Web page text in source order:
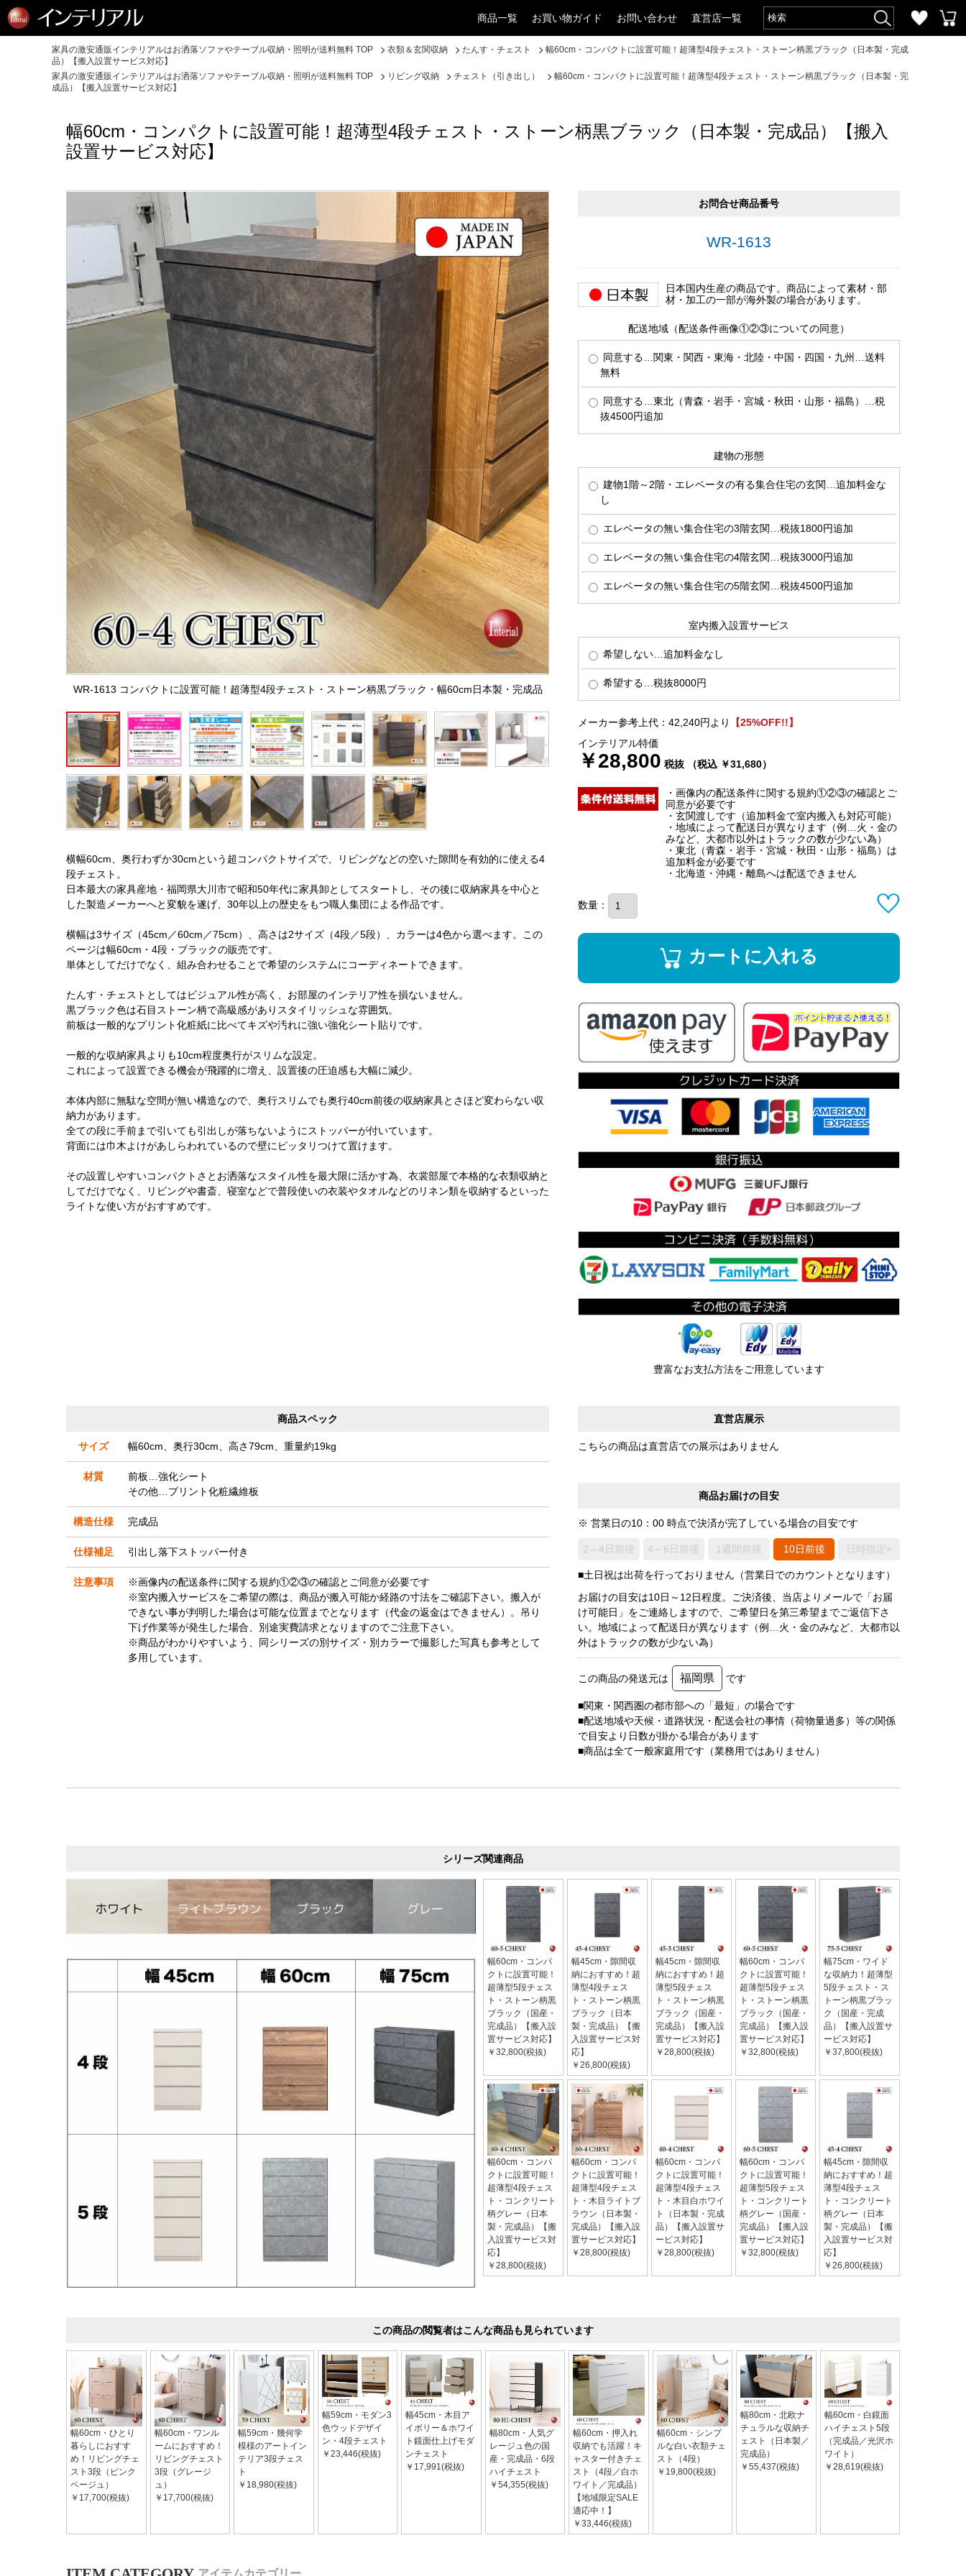
商品一覧 お買い物ガイド お問い合わせ 直営店一覧
家具の激安通販インテリアルはお洒落ソファやテーブル収納・照明が送料無料 TOP 衣類＆玄関収納 たんす・チェスト
幅60cm・コンパクトに設置可能！超薄型4段チェスト・ストーン柄黒ブラック（日本製・完成
品）【搬入設置サービス対応】
家具の激安通販インテリアルはお洒落ソファやテーブル収納・照明が送料無料 TOP
リビング収納 チェスト（引き出し）
幅60cm・コンパクトに設置可能！超薄型4段チェスト・ストーン柄黒ブラック（日本製・完
成品）【搬入設置サービス対応】
幅60cm・コンパクトに設置可能！超薄型4段チェスト・ストーン柄黒ブラック（日本製・完成品）【搬入
設置サービス対応】
WR-1613 コンパクトに設置可能！超薄型4段チェスト・ストーン柄黒ブラック・幅60cm日本製・完成品
横幅60cm、奥行わずか30cmという超コンパクトサイズで、リビングなどの空いた隙間を有効的に使える4
段チェスト。
日本最大の家具産地・福岡県大川市で昭和50年代に家具卸としてスタートし、その後に収納家具を中心と
した製造メーカーへと変貌を遂げ、30年以上の歴史をもつ職人集団による作品です。
横幅は3サイズ（45cm／60cm／75cm）、高さは2サイズ（4段／5段）、カラーは4色から選べます。この
ページは幅60cm・4段・ブラックの販売です。
単体としてだけでなく、組み合わせることで希望のシステムにコーディネートできます。
たんす・チェストとしてはビジュアル性が高く、お部屋のインテリア性を損ないません。
黒ブラック色は石目ストーン柄で高級感がありスタイリッシュな雰囲気。
前板は一般的なプリント化粧紙に比べてキズや汚れに強い強化シート貼りです。
一般的な収納家具よりも10cm程度奥行がスリムな設定。
これによって設置できる機会が飛躍的に増え、設置後の圧迫感も大幅に減少。
本体内部に無駄な空間が無い構造なので、奥行スリムでも奥行40cm前後の収納家具とさほど変わらない収
納力があります。
全ての段に手前まで引いても引出しが落ちないようにストッパーが付いています。
背面には巾木よけがあしらわれているので壁にピッタリつけて置けます。
その設置しやすいコンパクトさとお洒落なスタイル性を最大限に活かす為、衣裳部屋で本格的な衣類収納と
してだけでなく、リビングや書斎、寝室などで普段使いの衣装やタオルなどのリネン類を収納するといった
ライトな使い方がおすすめです。
お問合せ商品番号
WR-1613
日本国内生産の商品です。商品によって素材・部
材・加工の一部が海外製の場合があります。
配送地域（配送条件画像①②③についての同意）
同意する…関東・関西・東海・北陸・中国・四国・九州…送料
無料
同意する…東北（青森・岩手・宮城・秋田・山形・福島）…税
抜4500円追加
建物の形態
建物1階～2階・エレベータの有る集合住宅の玄関…追加料金な
し
エレベータの無い集合住宅の3階玄関…税抜1800円追加
エレベータの無い集合住宅の4階玄関…税抜3000円追加
エレベータの無い集合住宅の5階玄関…税抜4500円追加
室内搬入設置サービス
希望しない…追加料金なし
希望する…税抜8000円
メーカー参考上代：42,240円より
【25%OFF!!】
インテリアル特価
￥28,800 税抜 （税込 ￥31,680）
・画像内の配送条件に関する規約①②③の確認とご
同意が必要です
・玄関渡しです（追加料金で室内搬入も対応可能）
・地域によって配送日が異なります（例…火・金の
みなど、大都市以外はトラックの数が少ない為）
・東北（青森・岩手・宮城・秋田・山形・福島）は
追加料金が必要です
・北海道・沖縄・離島へは配送できません
数量：
カートに入れる
豊富なお支払方法をご用意しています
直営店展示
こちらの商品は直営店での展示はありません
商品お届けの目安
※ 営業日の10：00 時点で決済が完了している場合の目安です
2～4日前後 4～6日前後 1週間前後 10日前後 日時指定×
■土日祝は出荷を行っておりません（営業日でのカウントとなります）
お届けの目安は10日～12日程度。ご決済後、当店よりメールで「お届
け可能日」をご連絡しますので、ご希望日を第三希望までご返信下さ
い。地域によって配送日が異なります（例…火・金のみなど、大都市以
外はトラックの数が少ない為）
この商品の発送元は 福岡県 です
■関東・関西圏の都市部への「最短」の場合です
■配送地域や天候・道路状況・配送会社の事情（荷物量過多）等の関係
で目安より日数が掛かる場合があります
■商品は全て一般家庭用です（業務用ではありません）
商品スペック
サイズ 幅60cm、奥行30cm、高さ79cm、重量約19kg
材質
前板…強化シート
その他…プリント化粧繊維板
構造仕様 完成品
仕様補足 引出し落下ストッパー付き
注意事項
※画像内の配送条件に関する規約①②③の確認とご同意が必要です
※室内搬入サービスをご希望の際は、商品が搬入可能か経路の寸法をご確認下さい。搬入が
できない事が判明した場合は可能な位置までとなります（代金の返金はできません）。吊り
下げ作業等が発生した場合、別途実費請求となりますのでご注意下さい。
※商品がわかりやすいよう、同シリーズの別サイズ・別カラーで撮影した写真も参考として
多用しています。
シリーズ関連商品
幅60cm・コンパ
クトに設置可能！
超薄型5段チェス
ト・ストーン柄黒
ブラック（国産・
完成品）【搬入設
置サービス対応】
￥32,800(税抜)
幅45cm・隙間収
納におすすめ！超
薄型4段チェス
ト・ストーン柄黒
ブラック（日本
製・完成品）【搬
入設置サービス対
応】
￥26,800(税抜)
幅45cm・隙間収
納におすすめ！超
薄型5段チェス
ト・ストーン柄黒
ブラック（国産・
完成品）【搬入設
置サービス対応】
￥28,800(税抜)
幅60cm・コンパ
クトに設置可能！
超薄型5段チェス
ト・ストーン柄黒
ブラック（国産・
完成品）【搬入設
置サービス対応】
￥32,800(税抜)
幅75cm・ワイド
な収納力！超薄型
5段チェスト・ス
トーン柄黒ブラッ
ク（国産・完成
品）【搬入設置サ
ービス対応】
￥37,800(税抜)
幅60cm・コンパ
クトに設置可能！
超薄型4段チェス
ト・コンクリート
柄グレー（日本
製・完成品）【搬
入設置サービス対
応】
￥28,800(税抜)
幅60cm・コンパ
クトに設置可能！
超薄型4段チェス
ト・木目ライトブ
ラウン（日本製・
完成品）【搬入設
置サービス対応】
￥28,800(税抜)
幅60cm・コンパ
クトに設置可能！
超薄型4段チェス
ト・木目白ホワイ
ト（日本製・完成
品）【搬入設置サ
ービス対応】
￥28,800(税抜)
幅60cm・コンパ
クトに設置可能！
超薄型5段チェス
ト・コンクリート
柄グレー（国産・
完成品）【搬入設
置サービス対応】
￥32,800(税抜)
幅45cm・隙間収
納におすすめ！超
薄型4段チェス
ト・コンクリート
柄グレー（日本
製・完成品）【搬
入設置サービス対
応】
￥26,800(税抜)
この商品の閲覧者はこんな商品も見られています
幅60cm・ひとり
暮らしにおすす
め！リビングチェ
スト3段（ピンク
ベージュ）
￥17,700(税抜)
幅60cm・ワンル
ームにおすすめ！
リビングチェスト
3段（グレージ
ュ）
￥17,700(税抜)
幅59cm・幾何学
模様のアートイン
テリア3段チェス
ト
￥18,980(税抜)
幅59cm・モダン3
色ウッドデザイ
ン・4段チェスト
￥23,446(税抜)
幅45cm・木目ア
イボリー＆ホワイ
ト鏡面仕上げモダ
ンチェスト
￥17,991(税抜)
幅80cm・人気グ
レージュ色の国
産・完成品・6段
ハイチェスト
￥54,355(税抜)
幅60cm・押入れ
収納でも活躍！キ
ャスター付きチェ
スト（4段／白ホ
ワイト／完成品）
【地域限定SALE
適応中！】
￥33,446(税抜)
幅60cm・シンプ
ルな白い衣類チェ
スト（4段）
￥19,800(税抜)
幅80cm・北欧ナ
チュラルな収納チ
ェスト（日本製／
完成品）
￥55,437(税抜)
幅60cm・白鏡面
ハイチェスト5段
（完成品／光沢ホ
ワイト）
￥28,619(税抜)
アイテムカテゴリー